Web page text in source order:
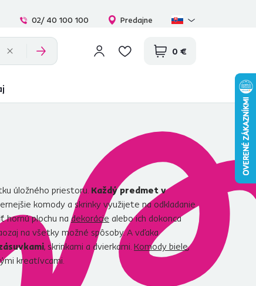
02/ 40 100 100 Predajne
0 €
úložného priestoru. Každý predmet v
komody a skrinky využijete na odkladanie
hornú plochu na dekorácie alebo ich dokonca
na všetky možné spôsoby. A vďaka
, skrinkami a dvierkami. Komody biele,
kreatívcami.